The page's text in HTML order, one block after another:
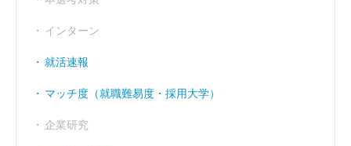
インターン
就活速報
マッチ度（就職難易度・採用大学）
企業研究